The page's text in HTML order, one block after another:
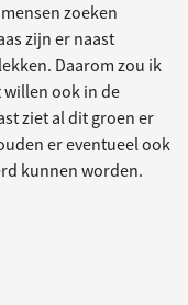
zoeken
zijn er naast
Daarom zou ik
willen ook in de
ziet al dit groen er
er eventueel ook
kunnen worden.